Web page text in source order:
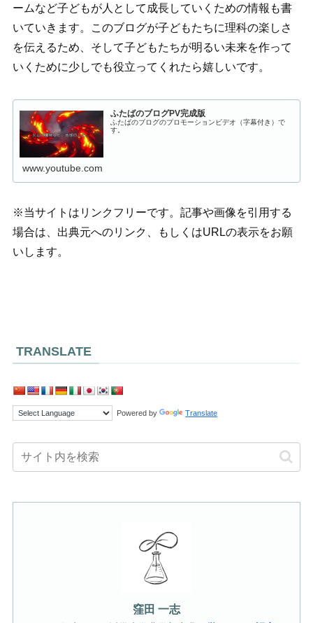
ームなど子どもが人として成長していくための情報も書
いていきます。このブログが子どもたちに理科の楽しさ
を伝えるため、そして子どもたちが明るい未来を作って
いくために少しでも役立ってくれたら嬉しいです。
ふたばのブログPV完成版
ふたばのブログのプロモーションビデオ（字幕付き）で
す。
www.youtube.com
※当サイトはリンクフリーです。記事や画像を引用する
場合は、出典元へのリンク、もしくはURLの表示をお願
いします。
TRANSLATE
Powered by Translate
窪田 一志